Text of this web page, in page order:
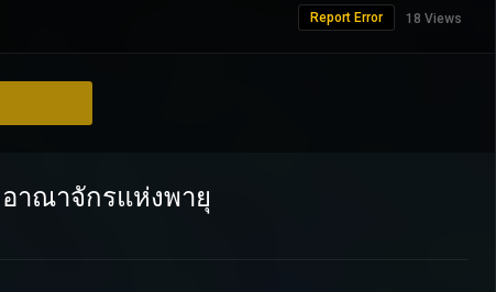
18 Views
Report Error
อาณาจักรแห่งพายุ